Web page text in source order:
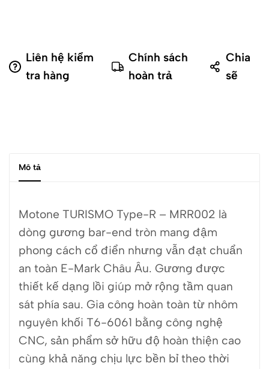
Liên hệ kiểm
tra hàng
Chính sách
hoàn trả
Chia
sẽ
Mô tả
Motone TURISMO Type-R – MRR002 là
dòng gương bar-end tròn mang đậm
phong cách cổ điển nhưng vẫn đạt chuẩn
an toàn E-Mark Châu Âu. Gương được
thiết kế dạng lồi giúp mở rộng tầm quan
sát phía sau. Gia công hoàn toàn từ nhôm
nguyên khối T6-6061 bằng công nghệ
CNC, sản phẩm sở hữu độ hoàn thiện cao
cùng khả năng chịu lực bền bỉ theo thời